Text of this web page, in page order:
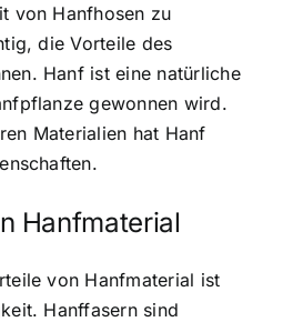
von Hanfhosen zu
die Vorteile des
Hanf ist eine natürliche
gewonnen wird.
Materialien hat Hanf
Hanfmaterial
von Hanfmaterial ist
Hanffasern sind